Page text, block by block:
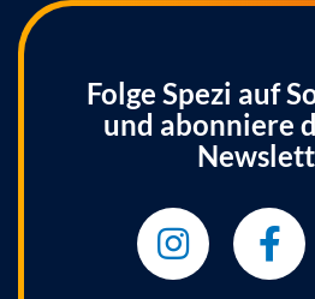
Folge Spezi auf
und abonniere